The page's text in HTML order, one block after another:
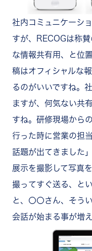
社内コミュニケーシ
すが、RECOGは称
な情報共有用、と位
稿はオフィシャルな
るのがいいですね。
ますが、何気ない共
すね。研修現場から
行った時に営業の担
話題が出てきました
展示を撮影して写真
撮ってすぐ送る、と
と、〇〇さん、そう
会話が始まる事が増